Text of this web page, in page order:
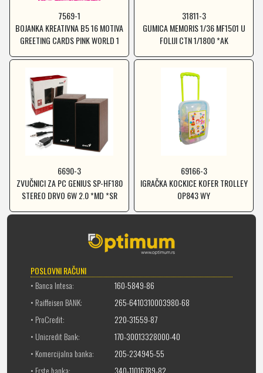
7569-1
BOJANKA KREATIVNA B5 16 MOTIVA
GREETING CARDS PINK WORLD 1
31811-3
GUMICA MEMORIS 1/36 MF1501 U
FOLIJI CTN 1/1800 *AK
6690-3
ZVUČNICI ZA PC GENIUS SP-HF180
STEREO DRVO 6W 2.0 *MD *SR
69166-3
IGRAČKA KOCKICE KOFER TROLLEY
OP843 WY
POSLOVNI RAČUNI
• Banca Intesa:
160-5849-86
• Raiffeisen BANK:
265-6410310003980-68
• ProCredit:
220-31559-87
• Unicredit Bank:
170-30013328000-40
• Komercijalna banka:
205-234945-55
• Erste banka:
340-11016789-82